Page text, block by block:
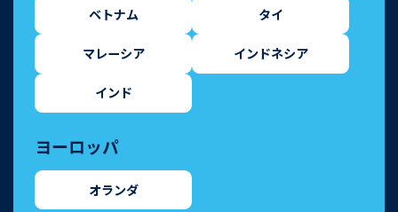
ベトナム タイ
マレーシア インドネシア
インド
ヨーロッパ
オランダ